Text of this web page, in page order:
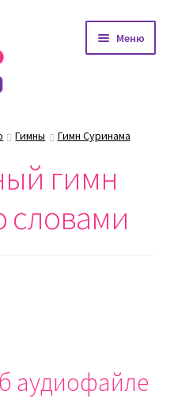
Меню
Гимны Гимн Суринама
гимн
словами
аудиофайле